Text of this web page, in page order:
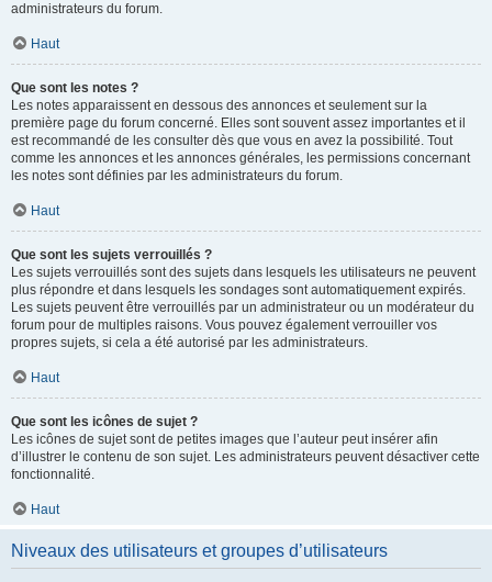
administrateurs du forum.
Haut
Que sont les notes ?
Les notes apparaissent en dessous des annonces et seulement sur la
première page du forum concerné. Elles sont souvent assez importantes et il
est recommandé de les consulter dès que vous en avez la possibilité. Tout
comme les annonces et les annonces générales, les permissions concernant
les notes sont définies par les administrateurs du forum.
Haut
Que sont les sujets verrouillés ?
Les sujets verrouillés sont des sujets dans lesquels les utilisateurs ne peuvent
plus répondre et dans lesquels les sondages sont automatiquement expirés.
Les sujets peuvent être verrouillés par un administrateur ou un modérateur du
forum pour de multiples raisons. Vous pouvez également verrouiller vos
propres sujets, si cela a été autorisé par les administrateurs.
Haut
Que sont les icônes de sujet ?
Les icônes de sujet sont de petites images que l’auteur peut insérer afin
d’illustrer le contenu de son sujet. Les administrateurs peuvent désactiver cette
fonctionnalité.
Haut
Niveaux des utilisateurs et groupes d’utilisateurs